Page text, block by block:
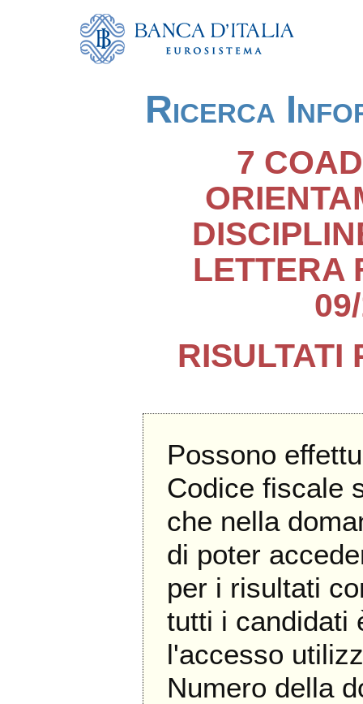
Ricerca
7
LETTERA
RISULTATI
Possono
Codice fiscale
che nella
di poter
per i risultati
tutti i candidati
l'accesso
Numero della